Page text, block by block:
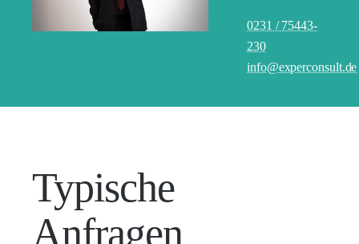
0231 / 75443-
230
info@experconsult.de
Typische
Anfragen